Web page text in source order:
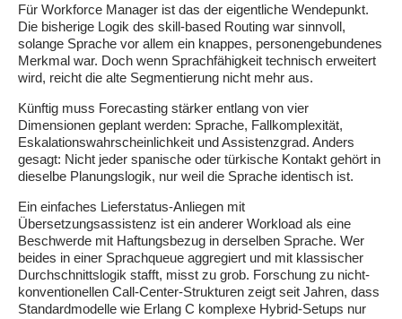
Für Workforce Manager ist das der eigentliche Wendepunkt.
Die bisherige Logik des skill-based Routing war sinnvoll,
solange Sprache vor allem ein knappes, personengebundenes
Merkmal war. Doch wenn Sprachfähigkeit technisch erweitert
wird, reicht die alte Segmentierung nicht mehr aus.
Künftig muss Forecasting stärker entlang von vier
Dimensionen geplant werden: Sprache, Fallkomplexität,
Eskalationswahrscheinlichkeit und Assistenzgrad. Anders
gesagt: Nicht jeder spanische oder türkische Kontakt gehört in
dieselbe Planungslogik, nur weil die Sprache identisch ist.
Ein einfaches Lieferstatus-Anliegen mit
Übersetzungsassistenz ist ein anderer Workload als eine
Beschwerde mit Haftungsbezug in derselben Sprache. Wer
beides in einer Sprachqueue aggregiert und mit klassischer
Durchschnittslogik stafft, misst zu grob. Forschung zu nicht-
konventionellen Call-Center-Strukturen zeigt seit Jahren, dass
Standardmodelle wie Erlang C komplexe Hybrid-Setups nur